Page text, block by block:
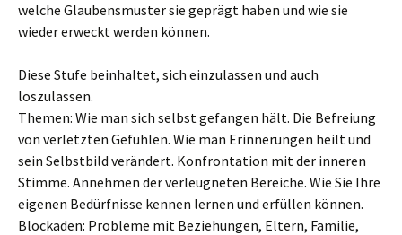
welche Glaubensmuster sie geprägt haben und wie sie
wieder erweckt werden können.
Diese Stufe beinhaltet, sich einzulassen und auch
loszulassen.
Themen: Wie man sich selbst gefangen hält. Die Befreiung
von verletzten Gefühlen. Wie man Erinnerungen heilt und
sein Selbstbild verändert. Konfrontation mit der inneren
Stimme. Annehmen der verleugneten Bereiche. Wie Sie Ihre
eigenen Bedürfnisse kennen lernen und erfüllen können.
Blockaden: Probleme mit Beziehungen, Eltern, Familie,